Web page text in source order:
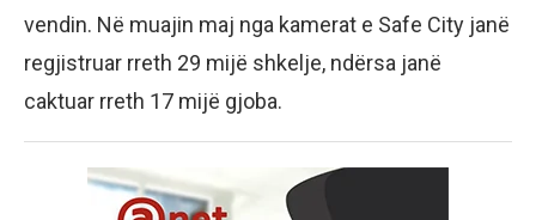
vendin. Në muajin maj nga kamerat e Safe City janë
regjistruar rreth 29 mijë shkelje, ndërsa janë
caktuar rreth 17 mijë gjoba.